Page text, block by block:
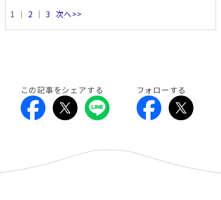
1 ｜ 2 ｜3 次へ>>
この記事をシェアする フォローする